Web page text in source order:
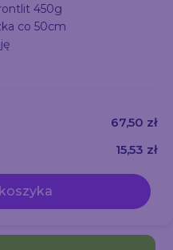
450g
co 50cm
67,50 zł
15,53 zł